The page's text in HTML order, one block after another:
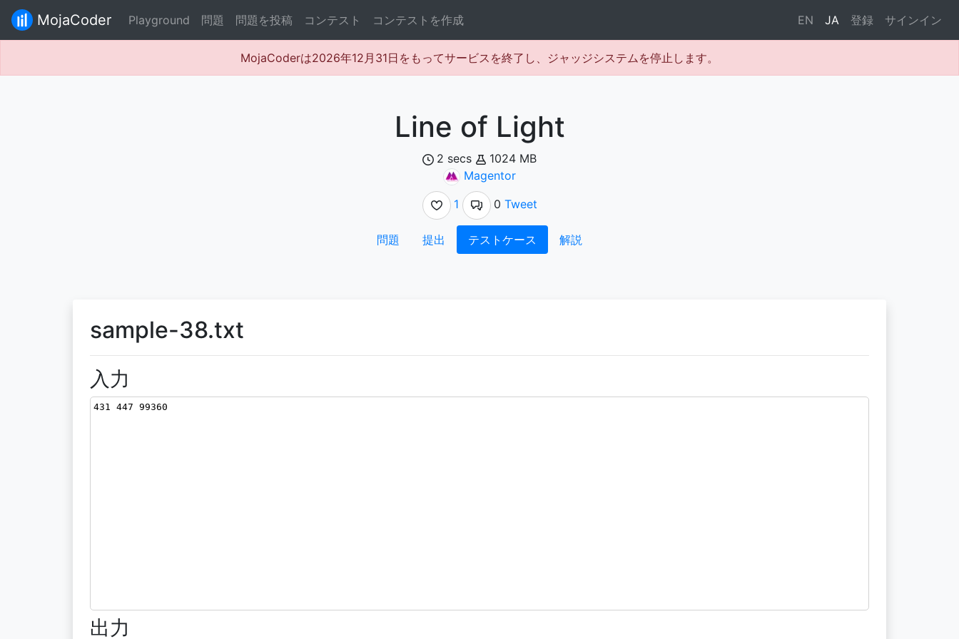
MojaCoder Playground 問題 問題を投稿 コンテスト コンテストを作成 EN JA 登録 サインイン
MojaCoderは2026年12月31日をもってサービスを終了し、ジャッジシステムを停止します。
Line of Light
2 secs
1024 MB
Magentor
1
0 Tweet
問題 提出 テストケース 解説
sample-38.txt
入力
431 447 99360
出力